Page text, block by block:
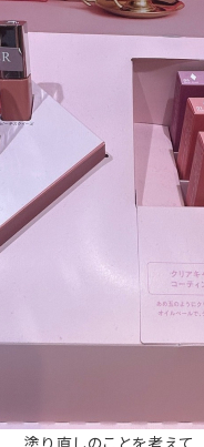
塗り直しのことを考えて